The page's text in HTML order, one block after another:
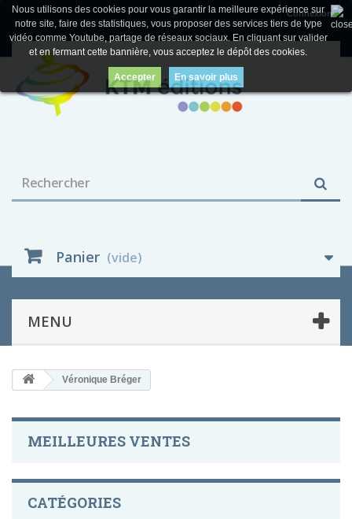
Connexion
Panier (vide)
MENU
Nous utilisons des cookies pour vous garantir la meilleure expérience sur
notre site, faire des statistiques, vous proposer des services tiers de type
vidéo comme Youtube, partage de réseaux sociaux. En cliquant sur valider
et en fermant cette bannière, vous acceptez le dépôt des cookies.
Accepter En savoir plus
Véronique Bréger
MEILLEURES VENTES
CATÉGORIES